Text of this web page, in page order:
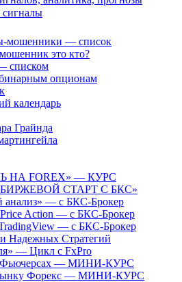
мошенники — список
это кто?
списком
опционам
календарь
Грайнда
НА FOREX» — КУРС
СТАРТ С БКС»
анализ» — с БКС-Брокер
Price Action — с БКС-Брокер
— с БКС-Брокер
Надежных Стратегий
— Цикл с FxPro
Фьючерсах — МИНИ-КУРС
Форекс — МИНИ-КУРС